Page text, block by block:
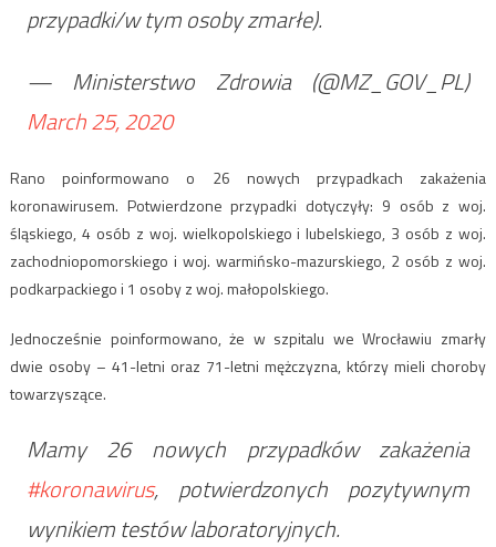
przypadki/w tym osoby zmarłe).
— Ministerstwo Zdrowia (@MZ_GOV_PL)
March 25, 2020
Rano poinformowano o 26 nowych przypadkach zakażenia
koronawirusem. Potwierdzone przypadki dotyczyły: 9 osób z woj.
śląskiego, 4 osób z woj. wielkopolskiego i lubelskiego, 3 osób z woj.
zachodniopomorskiego i woj. warmińsko-mazurskiego, 2 osób z woj.
podkarpackiego i 1 osoby z woj. małopolskiego.
Jednocześnie poinformowano, że w szpitalu we Wrocławiu zmarły
dwie osoby – 41-letni oraz 71-letni mężczyzna, którzy mieli choroby
towarzyszące.
Mamy 26 nowych przypadków zakażenia
#koronawirus, potwierdzonych pozytywnym
wynikiem testów laboratoryjnych.